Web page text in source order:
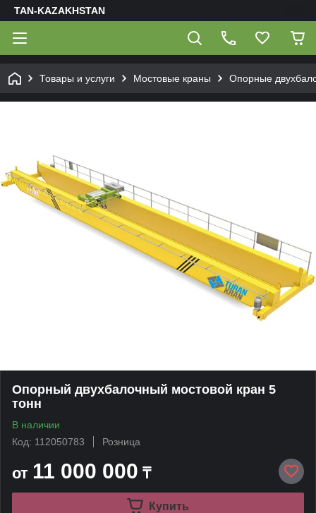
TAN-KAZAKHSTAN
Товары и услуги Мостовые краны Опорные
Опорный двухбалочный мостовой кран 5
тонн
В наличии
Код: 112050783
Розница
от 11 000 000 ₸
Купить